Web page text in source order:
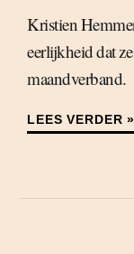
Kristien
eerlijkheid dat
maandverband.
LEES VERDER »